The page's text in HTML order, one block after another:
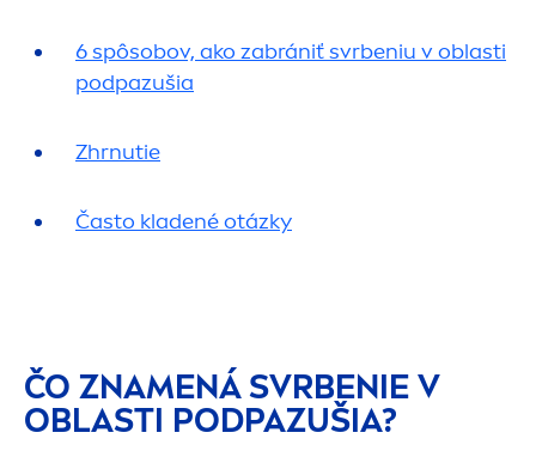
6 spôsobov, ako zabrániť svrbeniu v oblasti
podpazušia
Zhrnutie
Často kladené otázky
ČO ZNAMENÁ SVRBENIE V
OBLASTI PODPAZUŠIA?